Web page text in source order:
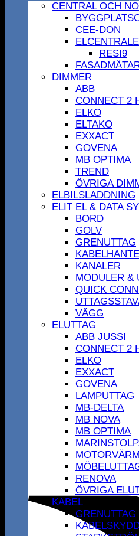
CENTRAL OCH
CEE-DON
RESI9
DIMMER
ABB
CONNECT 2
ELKO
ELTAKO
EXXACT
GOVENA
MB OPTIMA
TREND
ÖVRIGA
ELBILSLADDNING
ELIT EL & DATA
BORD
GOLV
GRENUTTAG
KANALER
MODULER &
QUICK
VÄGG
ELUTTAG
ABB JUSSI
CONNECT 2
ELKO
EXXACT
GOVENA
LAMPUTTAG
MB-DELTA
MB NOVA
MB OPTIMA
RENOVA
ÖVRIGA
KABEL